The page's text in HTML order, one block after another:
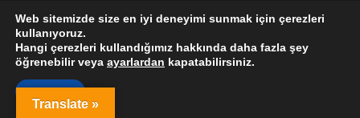
tamamlanabilmesi mümkün olacaktır.
Daha fazla bilgi için (İnşaat Çizim Projeleri
sayfasını ziyaret edebilirsiniz.
Translate »
Web sitemizde size en iyi deneyimi sunmak için çerezleri
kullanıyoruz.
Hangi çerezleri kullandığımız hakkında daha fazla şey
öğrenebilir veya ayarlardan kapatabilirsiniz.